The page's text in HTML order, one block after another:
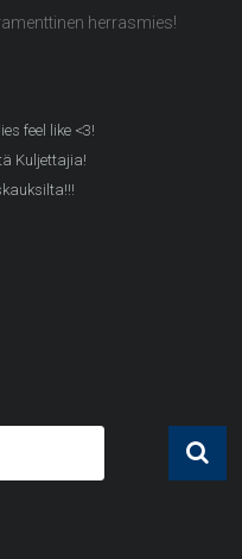
herrasmies!
feel like <3!
Kuljettajia!